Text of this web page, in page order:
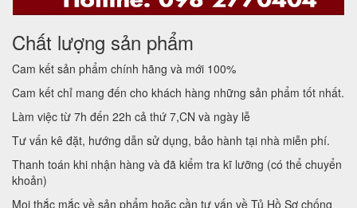
Chất lượng sản phẩm
Cam kết sản phẩm chính hãng và mới 100%
Cam kết chỉ mang đến cho khách hàng những sản phẩm tốt nhất.
Làm việc từ 7h đến 22h cả thứ 7,CN và ngày lễ
Tư vấn kê đặt, hướng dẫn sử dụng, bảo hành tại nhà miễn phí.
Thanh toán khi nhận hàng và đã kiểm tra kĩ lưỡng (có thể chuyển
khoản)
Mọi thắc mắc về sản phẩm hoặc cần tư vấn về Tủ Hồ Sơ chống